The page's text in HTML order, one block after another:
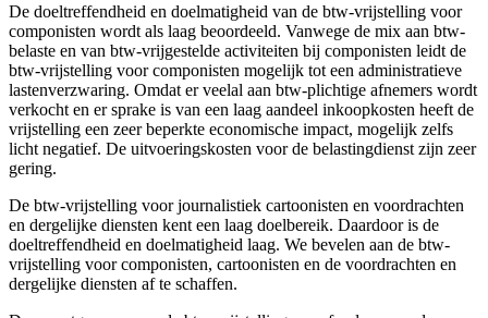
De doeltreffendheid en doelmatigheid van de btw-vrijstelling voor
componisten wordt als laag beoordeeld. Vanwege de mix aan btw-
belaste en van btw-vrijgestelde activiteiten bij componisten leidt de
btw-vrijstelling voor componisten mogelijk tot een administratieve
lastenverzwaring. Omdat er veelal aan btw-plichtige afnemers wordt
verkocht en er sprake is van een laag aandeel inkoopkosten heeft de
vrijstelling een zeer beperkte economische impact, mogelijk zelfs
licht negatief. De uitvoeringskosten voor de belastingdienst zijn zeer
gering.
De btw-vrijstelling voor journalistiek cartoonisten en voordrachten
en dergelijke diensten kent een laag doelbereik. Daardoor is de
doeltreffendheid en doelmatigheid laag. We bevelen aan de btw-
vrijstelling voor componisten, cartoonisten en de voordrachten en
dergelijke diensten af te schaffen.